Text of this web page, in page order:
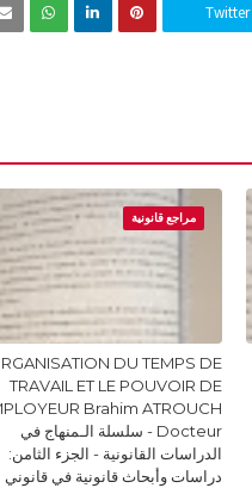
Twitter
مراجع قانونية
DU TEMPS DE
TRAVAIL ET LE POUVOIR DE
Brahim ATROUCH
Docteur - سلسلة الـمنهاج في
الدراسات القانونية - الجزء الثامن:
دراسات وأبحاث قانونية في